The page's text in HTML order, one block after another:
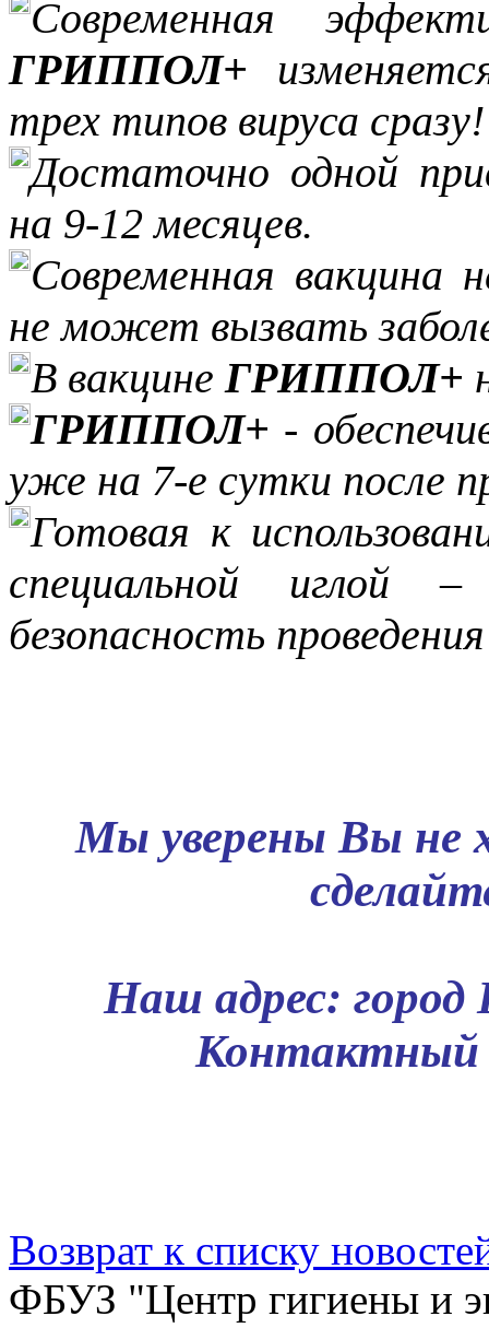
Современная
ГРИППОЛ+
трех типов вируса сразу!
Достаточно одной
на 9-12 месяцев.
Современная вакцина
не может вызвать
В вакцинеГРИППОЛ+
ГРИППОЛ+ -
уже на 7-е сутки после
Готовая к
специальной иглой
безопасность
Мы уверены Вы не
Наш адрес: город
Контактный
Возврат к списку
ФБУЗ "Центр гигиены и